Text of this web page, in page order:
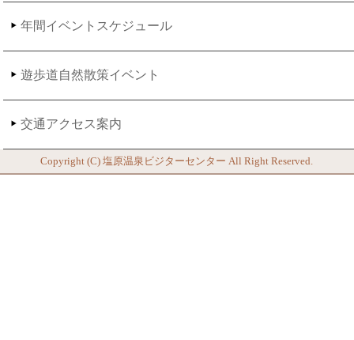
年間イベントスケジュール
遊歩道自然散策イベント
交通アクセス案内
Copyright (C)塩原温泉ビジターセンター All Right Reserved.